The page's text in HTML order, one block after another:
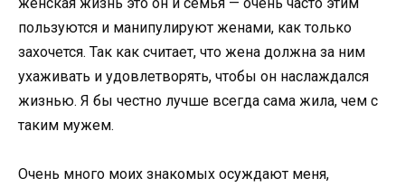
пользуются и манипулируют женами, как только
захочется. Так как считает, что жена должна за ним
ухаживать и удовлетворять, чтобы он наслаждался
жизнью. Я бы честно лучше всегда сама жила, чем с
таким мужем.
Очень много моих знакомых осуждают меня,